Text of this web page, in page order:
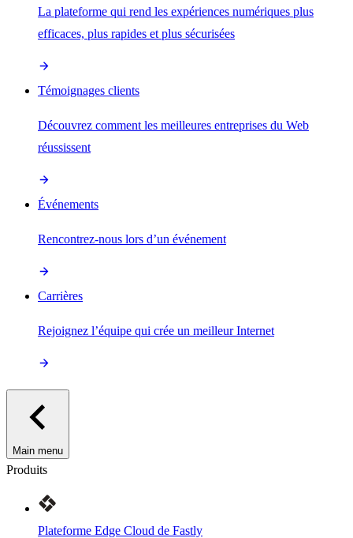
La plateforme qui rend les expériences numériques plus
efficaces, plus rapides et plus sécurisées
Témoignages clients
Découvrez comment les meilleures entreprises du Web
réussissent
Événements
Rencontrez-nous lors d’un événement
Carrières
Rejoignez l’équipe qui crée un meilleur Internet
Main menu
Produits
Plateforme Edge Cloud de Fastly